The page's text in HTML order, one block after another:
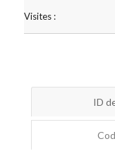
Visites :
ID